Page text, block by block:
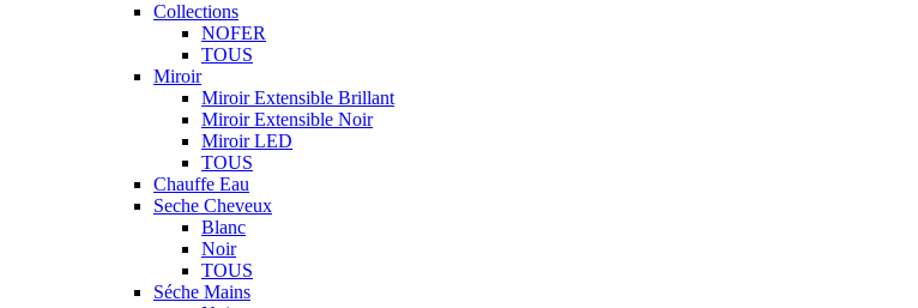
Collections
NOFER
TOUS
Miroir
Miroir Extensible Brillant
Miroir Extensible Noir
Miroir LED
TOUS
Chauffe Eau
Seche Cheveux
Blanc
Noir
TOUS
Séche Mains